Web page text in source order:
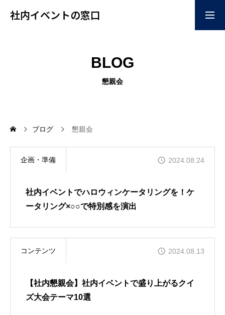
社内イベントの窓口
コンテンツ
イベント会場
当社について
BLOG
懇親会
ブログ 懇親会
企画・準備 2024.08.24
社内イベントでハロウィンケータリングを！ケ
ータリング×○○で特別感を演出
コンテンツ 2024.08.13
【社内懇親会】社内イベントで盛り上がるクイ
ズ大会テーマ10選